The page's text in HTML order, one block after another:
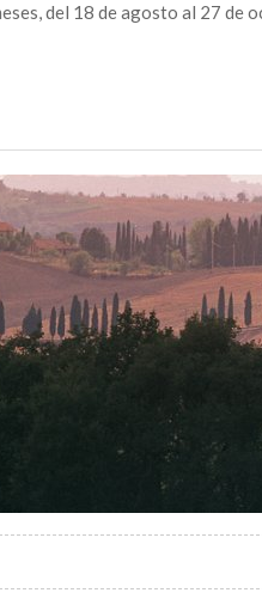
del 18 de agosto al 27 de